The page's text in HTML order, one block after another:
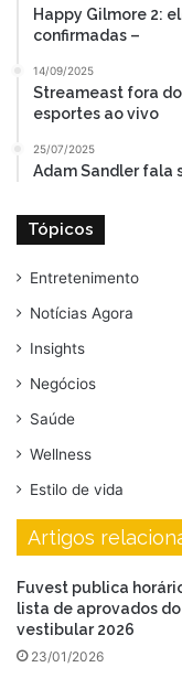
Happy Gilmore 2:
confirmadas –
14/09/2025
Streameast fora
esportes ao vivo
25/07/2025
Adam Sandler fala
Tópicos
Entretenimento
Notícias Agora
Insights
Negócios
Saúde
Wellness
Estilo de vida
Artigos
Fuvest publica
lista de aprovados do
vestibular 2026
23/01/2026